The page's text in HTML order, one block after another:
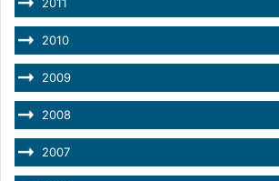
2011
2010
2009
2008
2007